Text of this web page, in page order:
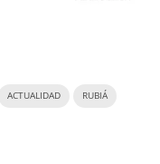
ACTUALIDAD RUBIÁ